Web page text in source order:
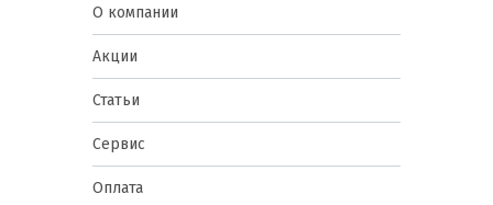
О компании
Акции
Статьи
Сервис
Оплата